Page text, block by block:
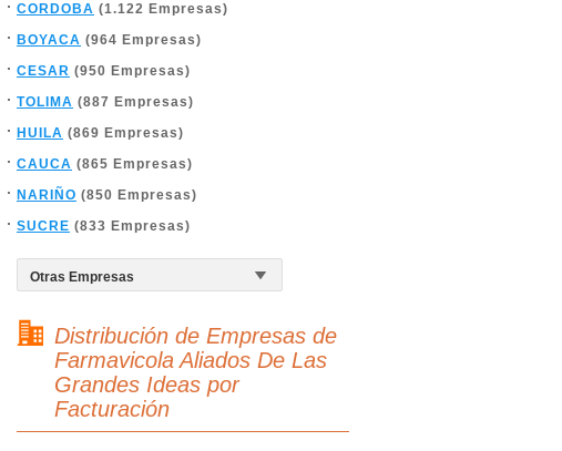
CORDOBA (1.122 Empresas)
BOYACA (964 Empresas)
CESAR (950 Empresas)
TOLIMA (887 Empresas)
HUILA (869 Empresas)
CAUCA (865 Empresas)
NARIÑO (850 Empresas)
SUCRE (833 Empresas)
Distribución de Empresas de
Farmavicola Aliados De Las
Grandes Ideas por
Facturación